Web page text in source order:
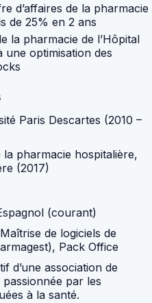
d’affaires de la pharmacie
de 25% en 2 ans
la pharmacie de l’Hôpital
une optimisation des
Paris Descartes (2010 –
pharmacie hospitalière,
(2017)
(courant)
Maîtrise de logiciels de
Pack Office
d’une association de
par les
à la santé.